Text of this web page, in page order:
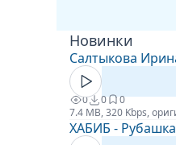
Новинки
Салтыкова
0 0
0
7.4 MB, 320 Kbps,
ХАБИБ -